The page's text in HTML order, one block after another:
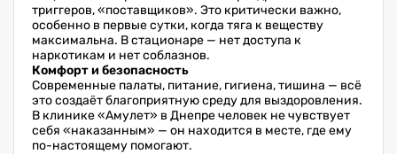
триггеров, «поставщиков». Это критически важно,
особенно в первые сутки, когда тяга к веществу
максимальна. В стационаре — нет доступа к
наркотикам и нет соблазнов.
Комфорт и безопасность
Современные палаты, питание, гигиена, тишина — всё
это создаёт благоприятную среду для выздоровления.
В клинике «Амулет» в Днепре человек не чувствует
себя «наказанным» — он находится в месте, где ему
по-настоящему помогают.